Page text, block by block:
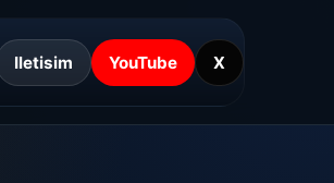
Iletisim YouTube X